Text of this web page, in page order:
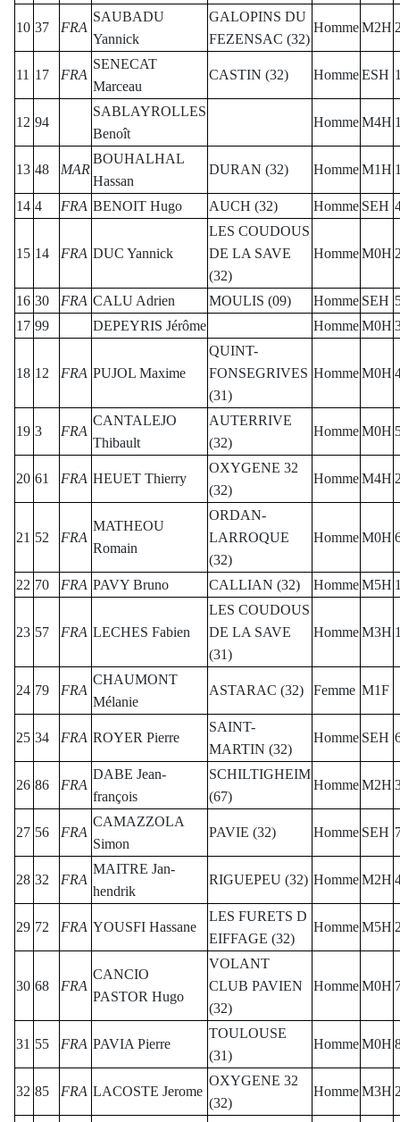
10 37 FRA
SAUBADU
Yannick
GALOPINS DU
FEZENSAC (32)
HommeM2H
11 17 FRA
SENECAT
Marceau
CASTIN (32) HommeESH
12 94
SABLAYROLLES
Benoît
HommeM4H
13 48 MAR
BOUHALHAL
Hassan
DURAN (32) HommeM1H
14 4 FRA BENOIT Hugo AUCH (32) Homme SEH
15 14 FRA DUC Yannick
LES COUDOUS
DE LA SAVE
(32)
HommeM0H
16 30 FRA CALU Adrien MOULIS (09) Homme SEH
17 99 DEPEYRIS Jérôme HommeM0H
18 12 FRA PUJOL Maxime
QUINT-
FONSEGRIVES
(31)
HommeM0H
19 3 FRA
CANTALEJO
Thibault
AUTERRIVE
(32)
HommeM0H
20 61 FRA HEUET Thierry
OXYGENE 32
(32)
HommeM4H
21 52 FRA
MATHEOU
Romain
ORDAN-
LARROQUE
(32)
HommeM0H
22 70 FRA PAVY Bruno CALLIAN (32) HommeM5H
23 57 FRA LECHES Fabien
LES COUDOUS
DE LA SAVE
(31)
HommeM3H
24 79 FRA
CHAUMONT
Mélanie
ASTARAC (32) Femme M1F
25 34 FRA ROYER Pierre
SAINT-
MARTIN (32)
Homme SEH
26 86 FRA
DABE Jean-
françois
SCHILTIGHEIM
(67)
HommeM2H
27 56 FRA
CAMAZZOLA
Simon
PAVIE (32) Homme SEH
28 32 FRA
MAITRE Jan-
hendrik
RIGUEPEU (32) HommeM2H
29 72 FRA YOUSFI Hassane
LES FURETS D
EIFFAGE (32)
HommeM5H
30 68 FRA
CANCIO
PASTOR Hugo
VOLANT
CLUB PAVIEN
(32)
HommeM0H
31 55 FRA PAVIA Pierre
TOULOUSE
(31)
HommeM0H
32 85 FRA LACOSTE Jerome
OXYGENE 32
(32)
HommeM3H